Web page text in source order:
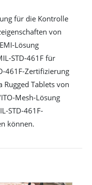
für die Kontrolle
von
Lösung
STD-461F für
461F-Zertifizierung
Tablets von
Mesh-Lösung
STD-461F-
können.